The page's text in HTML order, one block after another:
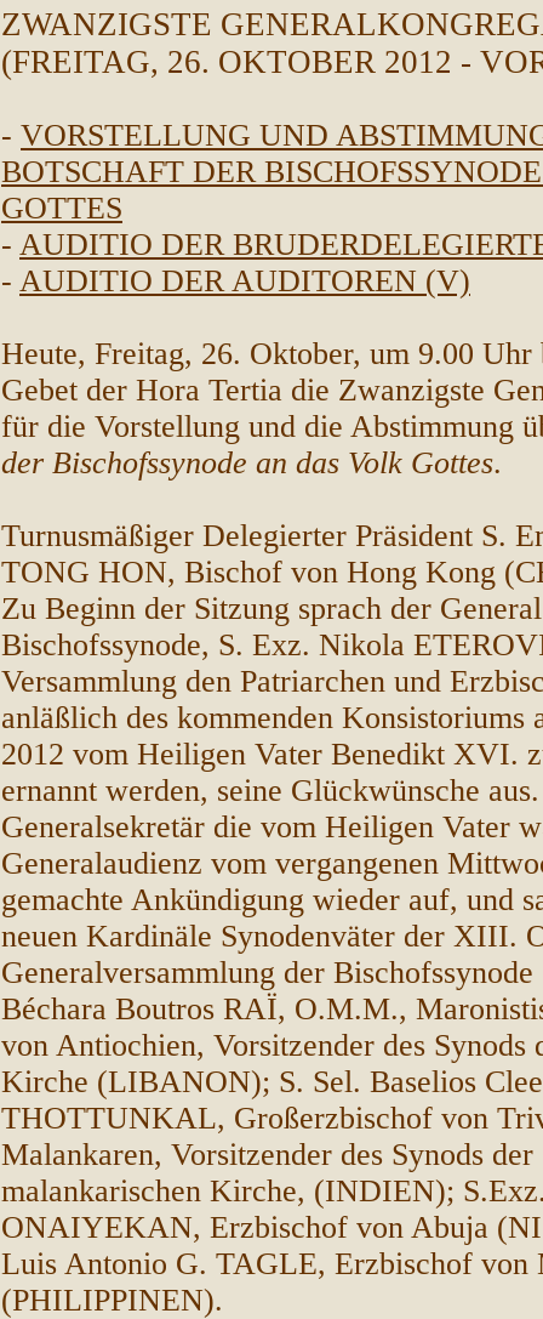
ZWANZIGSTE
(FREITAG, 26. OKTOBER 2012 -
- VORSTELLUNG UND
BOTSCHAFT DER
GOTTES
- AUDITIO DER
- AUDITIO DER AUDITOREN (V)
Heute, Freitag, 26. Oktober, um 9.00 Uhr
Gebet der Hora Tertia die Zwanzigste
für die Vorstellung und die Abstimmung
der Bischofssynode an das Volk Gottes.
Turnusmäßiger Delegierter Präsident S.
TONG HON, Bischof von Hong Kong
Zu Beginn der Sitzung sprach der
Bischofssynode, S. Exz. Nikola
Versammlung den Patriarchen und
anläßlich des kommenden Konsistoriums
2012 vom Heiligen Vater Benedikt XVI.
ernannt werden, seine Glückwünsche
Generalsekretär die vom Heiligen Vater
Generalaudienz vom vergangenen
gemachte Ankündigung wieder auf, und
neuen Kardinäle Synodenväter der XIII.
Generalversammlung der Bischofssynode
Béchara Boutros RAÏ, O.M.M.,
von Antiochien, Vorsitzender des Synods
Kirche (LIBANON); S. Sel. Baselios
THOTTUNKAL, Großerzbischof von
Malankaren, Vorsitzender des Synods
malankarischen Kirche, (INDIEN);
ONAIYEKAN, Erzbischof von Abuja
Luis Antonio G. TAGLE, Erzbischof von
(PHILIPPINEN).